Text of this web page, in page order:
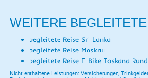
WEITERE
begleitete Reise Sri Lanka
begleitete Reise Moskau
begleitete Reise E-Bike Toskana
Nicht enthaltene Leistungen: Versicherungen,